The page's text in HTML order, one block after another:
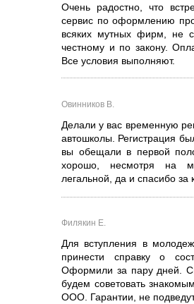
Очень радостно, что
сервис по оформлению
всяких мутных фирм, не
честному и по закону.
Все условия выполняют.
Овинников В.
Делали у вас временную
автошколы. Регистрация
вы обещали в первой
хорошо, несмотря на
легальной, да и спасибо за
Филякин Е.
Для вступления в
принести справку о
Оформили за пару дней.
будем советовать
ООО. Гарантии, не